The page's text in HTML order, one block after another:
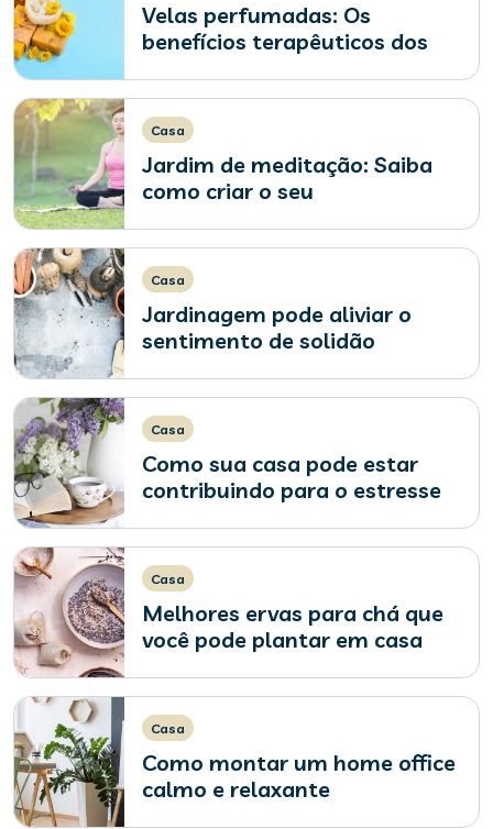
Velas perfumadas: Os
benefícios terapêuticos dos
Casa
Jardim de meditação: Saiba
como criar o seu
Casa
Jardinagem pode aliviar o
sentimento de solidão
Casa
Como sua casa pode estar
contribuindo para o estresse
Casa
Melhores ervas para chá que
você pode plantar em casa
Casa
Como montar um home office
calmo e relaxante